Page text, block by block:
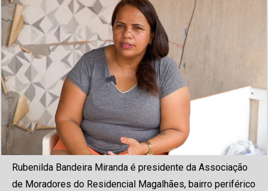
Rubenilda Bandeira Miranda é presidente da Associação
de Moradores do Residencial Magalhães, bairro periférico